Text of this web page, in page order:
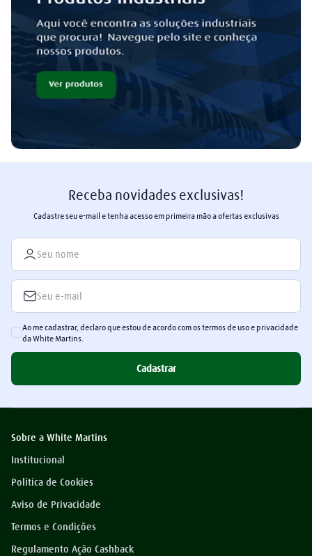
Receba novidades exclusivas!
Cadastre seu e-mail e tenha acesso em primeira mão a ofertas exclusivas
Ao me cadastrar, declaro que estou de acordo com os termos de uso e privacidade
da White Martins.
Cadastrar
Sobre a White Martins
Institucional
Política de Cookies
Aviso de Privacidade
Termos e Condições
Regulamento Ação Cashback